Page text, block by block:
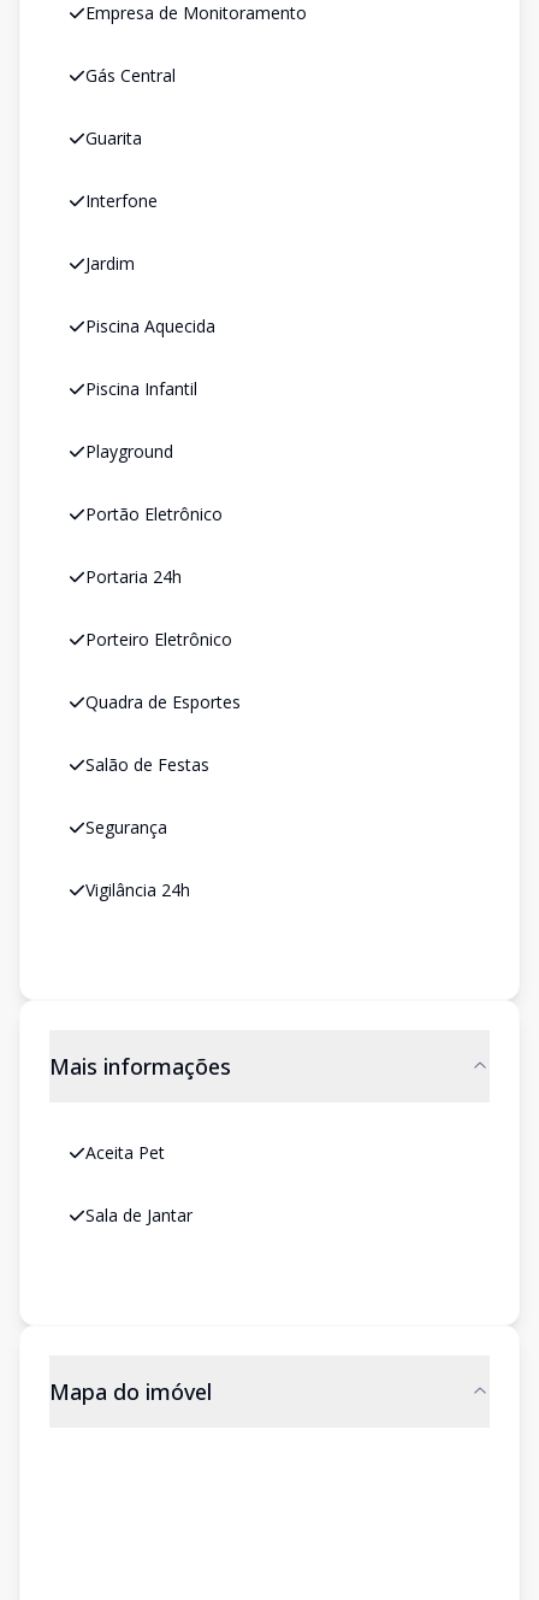
Empresa de Monitoramento
Gás Central
Guarita
Interfone
Jardim
Piscina Aquecida
Piscina Infantil
Playground
Portão Eletrônico
Portaria 24h
Porteiro Eletrônico
Quadra de Esportes
Salão de Festas
Segurança
Vigilância 24h
Mais informações
Aceita Pet
Sala de Jantar
Mapa do imóvel